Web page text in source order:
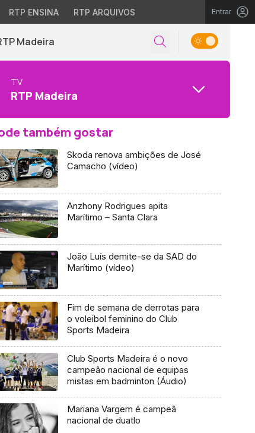
RTP ENSINA RTP ARQUIVOS Entrar
Madeira
TV
RTP Madeira
também gostar
Skoda renova ambições de José
Camacho (vídeo)
Anzhony Rodrigues apita
Marítimo – Santa Clara
João Luís demite-se da SAD do
Marítimo (vídeo)
Fim de semana de derrotas para
o voleibol feminino do Club
Sports Madeira
Club Sports Madeira é o novo
campeão nacional de equipas
mistas em badminton (Áudio)
Mariana Vargem é campeã
nacional de duatlo